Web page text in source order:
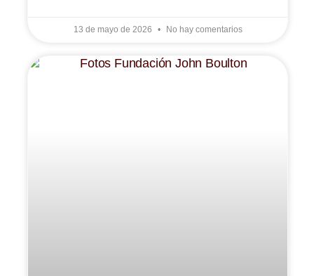
13 de mayo de 2026 No hay comentarios